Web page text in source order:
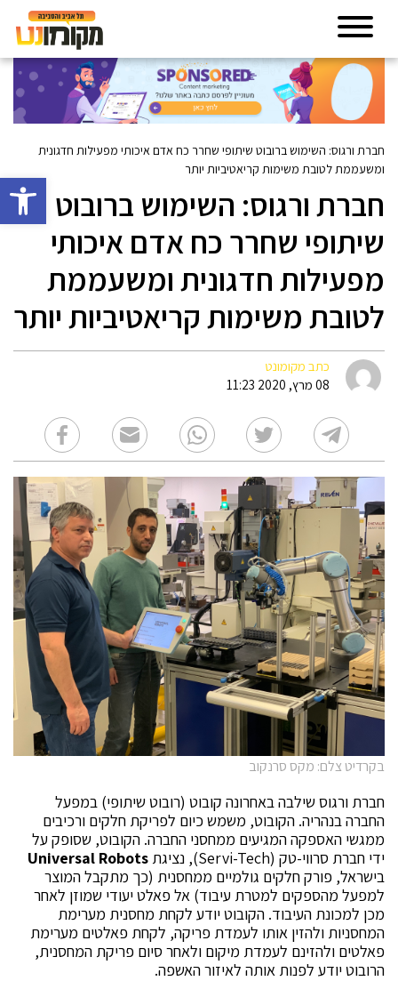
פתח
חברת ורגוס: השימוש ברובוט שיתופי שחרר כח אדם איכותי מפעילות חדגונית
ומשעממת לטובת משימות קריאטיביות יותר
חברת ורגוס: השימוש ברובוט
שיתופי שחרר כח אדם איכותי
מפעילות חדגונית ומשעממת
לטובת משימות קריאטיביות יותר
כתב מקומונט
08 מרץ, 2020 11:23
בקרדיט צלם: מקס סרנקוב
חברת ורגוס שילבה באחרונה קובוט (רובוט שיתופי) במפעל
החברה בנהריה. הקובוט, משמש כיום לפריקת חלקים ורכיבים
ממגשי האספקה המגיעים ממחסני החברה. הקובוט, שסופק על
ידי חברת סרווי-טק (Servi-Tech), נציגת
Universal Robots
בישראל, פורק חלקים גולמיים ממחסנית (כך מתקבל המוצר
למפעל מהספקים למטרת עיבוד) אל פאלט יעודי שמוזן לאחר
מכן למכונת העיבוד. הקובוט יודע לקחת מחסנית מערימת
המחסניות ולהזין אותו לעמדת פריקה, לקחת פאלטים מערימת
פאלטים ולהזינם לעמדת מיקום ולאחר סיום פריקת המחסנית,
הרובוט יודע לפנות אותה לאיזור האשפה.